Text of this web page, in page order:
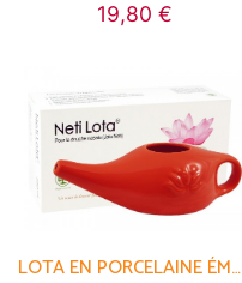
19,80 €
LOTA EN PORCELAINE ÉMAILLÉE 250ML